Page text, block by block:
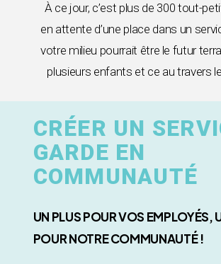
À ce jour, c’est plus de 300 tout-
en attente d’une place dans un
votre milieu pourrait être le futur
plusieurs enfants et ce au travers
CRÉER UN
GARDE EN
COMMUNAUTÉ
UN PLUS POUR VOS EMPLOYÉS,
POUR NOTRE COMMUNAUTÉ !